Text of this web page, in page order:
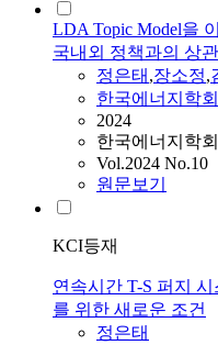
LDA Topic Model을
국내외 정책과의 상
정은태 ,장소정,
한국에너지학회
2024
한국에너지학
Vol.2024 No.10
원문보기
KCI등재
연속시간 T-S 퍼지
를 위한 새로운 조건
정은태